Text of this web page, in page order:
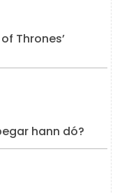
Thrones’
hann dó?